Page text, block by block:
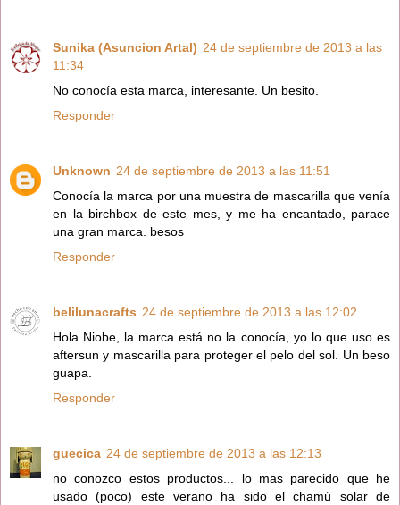
Sunika (Asuncion Artal) 24 de septiembre de 2013 a las
11:34
No conocía esta marca, interesante. Un besito.
Responder
Unknown 24 de septiembre de 2013 a las 11:51
Conocía la marca por una muestra de mascarilla que venía
en la birchbox de este mes, y me ha encantado, parace
una gran marca. besos
Responder
belilunacrafts 24 de septiembre de 2013 a las 12:02
Hola Niobe, la marca está no la conocía, yo lo que uso es
aftersun y mascarilla para proteger el pelo del sol. Un beso
guapa.
Responder
guecica 24 de septiembre de 2013 a las 12:13
no conozco estos productos... lo mas parecido que he
usado (poco) este verano ha sido el chamú solar de